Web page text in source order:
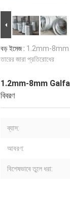
বড় ইমেজ : 1.2mm-8mm
তারের জারা প্রতিরোধের
1.2mm-8mm Galfan
বিবরণ
ব্যাস:
আবরণ:
বিশেষভাবে তুলে ধরা: